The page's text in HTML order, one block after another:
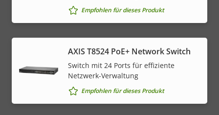
Empfohlen für dieses Produkt
AXIS T8524 PoE+ Network Switch
Switch mit 24 Ports für effiziente
Netzwerk-Verwaltung
Empfohlen für dieses Produkt